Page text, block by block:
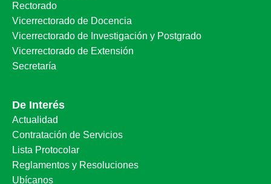
Rectorado
Vicerrectorado de Docencia
Vicerrectorado de Investigación y Postgrado
Vicerrectorado de Extensión
Secretaría
De Interés
Actualidad
Contratación de Servicios
Lista Protocolar
Reglamentos y Resoluciones
Ubícanos